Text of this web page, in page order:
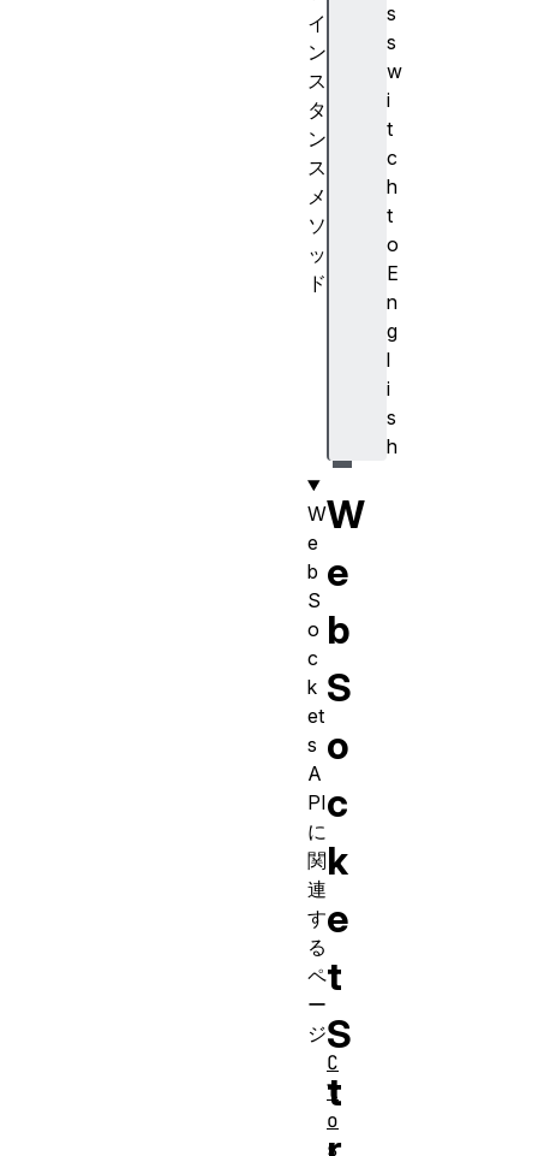
s
s
w
i
t
c
h
t
o
E
n
g
l
i
s
h
W
e
b
S
o
c
k
e
t
S
t
イ
ン
ス
タ
ン
ス
メ
ソ
ッ
ド
W
e
b
S
o
c
k
et
s
A
PI
に
関
連
す
る
ペ
ー
ジ
C
l
o
s